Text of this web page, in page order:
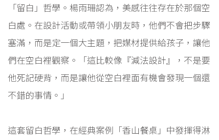
「留白」哲學。楊雨珊認為，美感往往存在於那個空
白處。在設計活動或帶領小朋友時，他們不會把步驟
塞滿，而是定一個大主題，把媒材提供給孩子，讓他
們在空白裡觀察。「這比較像『減法設計』，不是要
他死記硬背，而是讓他從空白裡面有機會發現一個還
不錯的事情。」
這套留白哲學，在經典案例「香山餐桌」中發揮得淋